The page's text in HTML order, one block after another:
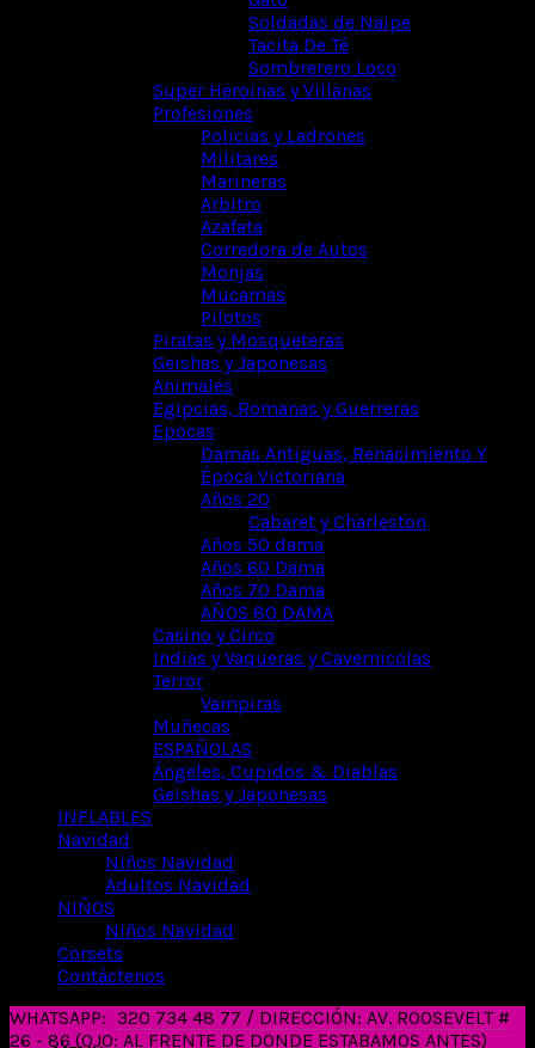
Soldadas de Naipe
Tacita De Té
Sombrerero Loco
Super Heroinas y Villanas
Profesiones
Policias y Ladrones
Militares
Marineras
Arbitro
Azafata
Corredora de Autos
Monjas
Mucamas
Pilotos
Piratas y Mosqueteras
Geishas y Japonesas
Animales
Egipcias, Romanas y Guerreras
Epocas
Damas Antiguas, Renacimiento Y
Época Victoriana
Años 20
Cabaret y Charleston
Años 50 dama
Años 60 Dama
Años 70 Dama
AÑOS 80 DAMA
Casino y Circo
Indias y Vaqueras y Cavernicolas
Terror
Vampiras
Muñecas
ESPAÑOLAS
Ángeles, Cupidos & Diablas
Geishas y Japonesas
INFLABLES
Navidad
Niños Navidad
Adultos Navidad
NIÑOS
Niños Navidad
Corsets
Contáctenos
WHATSAPP: 320 734 48 77 / DIRECCIÓN: AV. ROOSEVELT #
26 - 86 (OJO: AL FRENTE DE DONDE ESTABAMOS ANTES)